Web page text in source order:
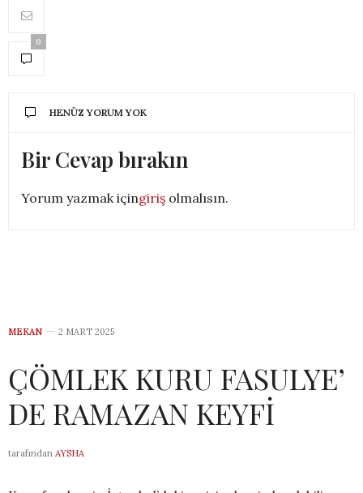
0
HENÜZ YORUM YOK
Bir Cevap bırakın
Yorum yazmak içingiriş olmalısın.
MEKAN 2 MART 2025
ÇÖMLEK KURU FASULYE’
DE RAMAZAN KEYFİ
tarafından AYSHA